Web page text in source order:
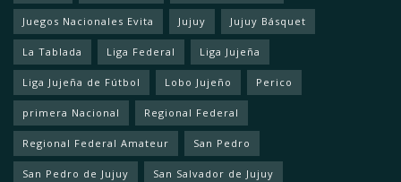
Juegos Nacionales Evita Jujuy Jujuy Básquet
La Tablada Liga Federal Liga Jujeña
Liga Jujeña de Fútbol Lobo Jujeño Perico
primera Nacional Regional Federal
Regional Federal Amateur San Pedro
San Pedro de Jujuy San Salvador de Jujuy